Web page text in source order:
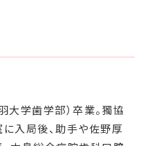
大学歯学部）卒業。獨協
入局後、助手や佐野厚